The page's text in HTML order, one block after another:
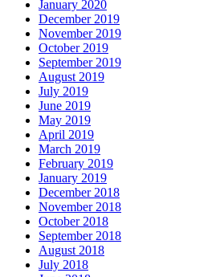
January 2020
December 2019
November 2019
October 2019
September 2019
August 2019
July 2019
June 2019
May 2019
April 2019
March 2019
February 2019
January 2019
December 2018
November 2018
October 2018
September 2018
August 2018
July 2018